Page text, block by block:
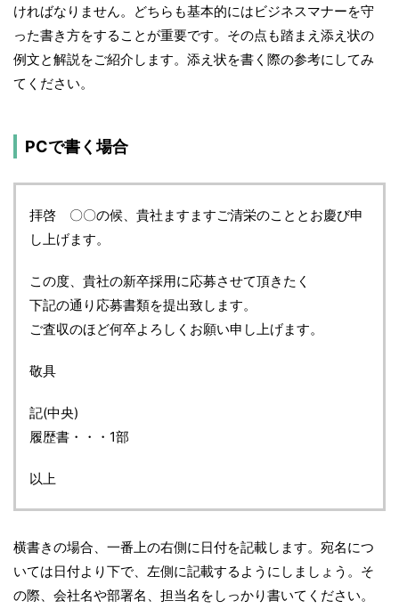
ければなりません。どちらも基本的にはビジネスマナーを守
った書き方をすることが重要です。その点も踏まえ添え状の
例文と解説をご紹介します。添え状を書く際の参考にしてみ
てください。
PCで書く場合
拝啓 〇〇の候、貴社ますますご清栄のこととお慶び申
し上げます。
この度、貴社の新卒採用に応募させて頂きたく
下記の通り応募書類を提出致します。
ご査収のほど何卒よろしくお願い申し上げます。
敬具
記(中央)
履歴書・・・1部
以上
横書きの場合、一番上の右側に日付を記載します。宛名につ
いては日付より下で、左側に記載するようにしましょう。そ
の際、会社名や部署名、担当名をしっかり書いてください。